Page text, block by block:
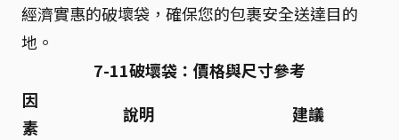
經濟實惠的破壞袋，確保您的包裹安全送達目的
地。
7-11破壞袋：價格與尺寸參考
因
素
說明 建議